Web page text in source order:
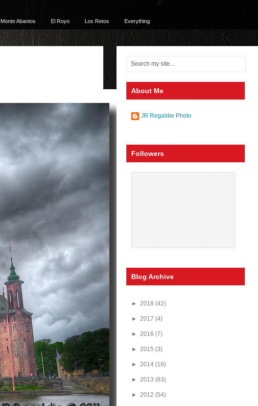
/*
Monte Abantos El Royo Los Retos Everything
About Me
JR Regaldie Photo
Followers
Blog Archive
►2018(42)
►2017(4)
►2016(7)
►2015(3)
►2014(18)
►2013(83)
►2012(54)